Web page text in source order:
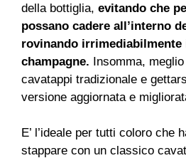
della bottiglia, evitando che
possano cadere all’interno
rovinando
champagne. Insomma,
cavatappi tradizionale e
versione aggiornata e
E’ l’ideale per tutti coloro che
stappare con un classico